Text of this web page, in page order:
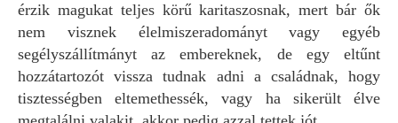
érzik magukat teljes körű karitaszosnak, mert bár ők
nem visznek élelmiszeradományt vagy egyéb
segélyszállítmányt az embereknek, de egy eltűnt
hozzátartozót vissza tudnak adni a családnak, hogy
tisztességben eltemethessék, vagy ha sikerült élve